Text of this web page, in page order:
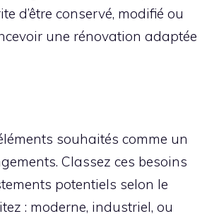
d’être conservé, modifié ou
une rénovation adaptée
souhaités comme un
Classez ces besoins
potentiels selon le
: moderne, industriel, ou